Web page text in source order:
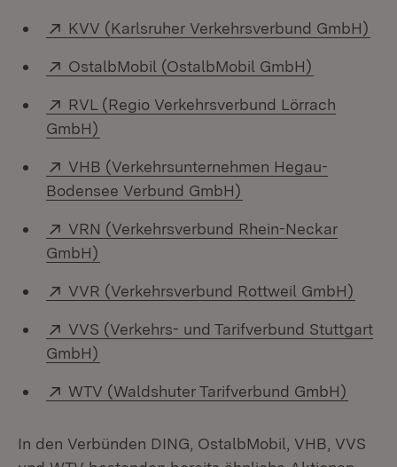
Extern:
KVV (Karlsruher Verkehrsverbund GmbH)
Extern:
OstalbMobil (OstalbMobil GmbH)
Extern:
RVL (Regio Verkehrsverbund Lörrach
GmbH)
Extern:
VHB (Verkehrsunternehmen Hegau-
Bodensee Verbund GmbH)
Extern:
VRN (Verkehrsverbund Rhein-Neckar
GmbH)
Extern:
VVR (Verkehrsverbund Rottweil GmbH)
Extern:
VVS (Verkehrs- und Tarifverbund Stuttgart
GmbH)
Extern:
WTV (Waldshuter Tarifverbund GmbH)
In den Verbünden DING, OstalbMobil, VHB, VVS